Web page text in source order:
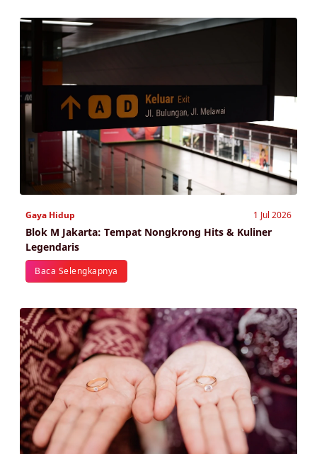
Gaya Hidup 1 Jul 2026
Blok M Jakarta: Tempat Nongkrong Hits & Kuliner
Legendaris
Baca Selengkapnya